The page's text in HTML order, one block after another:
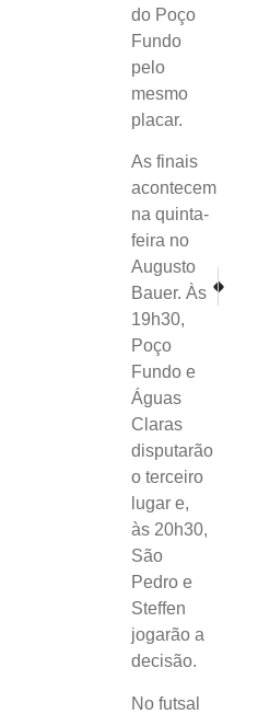
do Poço
Fundo
pelo
mesmo
placar.
As finais
acontecem
na quinta-
feira no
Augusto
Bauer. Às
19h30,
Poço
Fundo e
Águas
Claras
disputarão
o terceiro
lugar e,
às 20h30,
São
Pedro e
Steffen
jogarão a
decisão.
No futsal
PRÓXIMO
Epagri